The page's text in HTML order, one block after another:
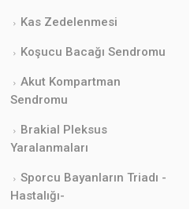
Kas Zedelenmesi
Koşucu Bacağı Sendromu
Akut Kompartman
Sendromu
Brakial Pleksus
Yaralanmaları
Sporcu Bayanların Triadı -
Hastalığı-